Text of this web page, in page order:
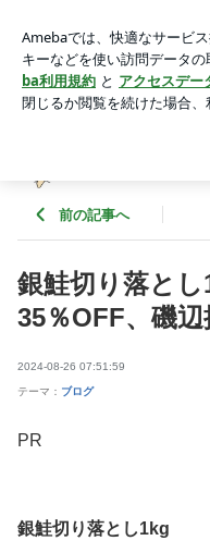
OFF | ☆☆メルの気楽に
アプリをダウンロードして
ょう。
前の記事へ
銀鮭切り落と
35％OFF、磯
2024-08-26 07:51:59
テーマ： ブログ
PR
銀鮭切り落とし1kg